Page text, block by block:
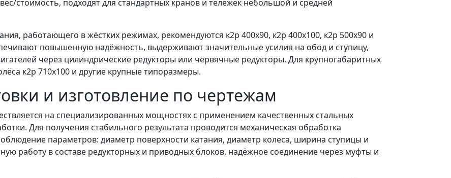
стоимость, подходят для стандартных кранов и тележек небольшой и средней
работающего в жёстких режимах, рекомендуются к2р 400х90, к2р 400х100, к2р 500х90 и
повышенную надёжность, выдерживают значительные усилия на обод и ступицу,
через цилиндрические редукторы или червячные редукторы. Для крупногабаритных
к2р 710х100 и другие крупные типоразмеры.
и изготовление по чертежам
на специализированных мощностях с применением качественных стальных
Для получения стабильного результата проводится механическая обработка
параметров: диаметр поверхности катания, диаметр колеса, ширина ступицы и
работу в составе редукторных и приводных блоков, надёжное соединение через муфты и